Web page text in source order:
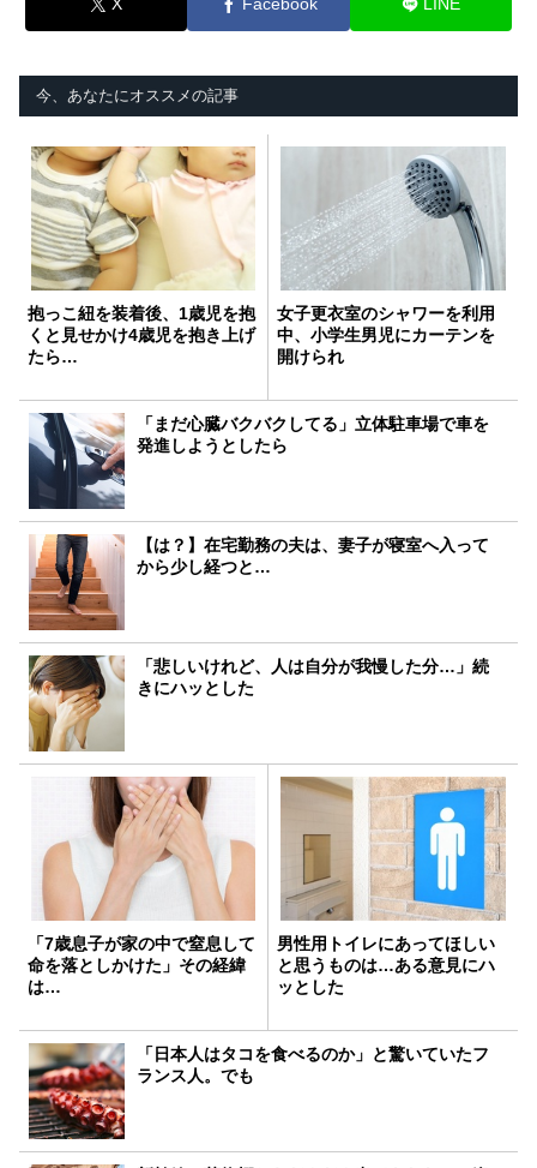
X Facebook LINE
今、あなたにオススメの記事
抱っこ紐を装着後、1歳児を抱
くと見せかけ4歳児を抱き上げ
たら…
女子更衣室のシャワーを利用
中、小学生男児にカーテンを
開けられ
「まだ心臓バクバクしてる」立体駐車場で車を
発進しようとしたら
【は？】在宅勤務の夫は、妻子が寝室へ入って
から少し経つと…
「悲しいけれど、人は自分が我慢した分…」続
きにハッとした
「7歳息子が家の中で窒息して
命を落としかけた」その経緯
は…
男性用トイレにあってほしい
と思うものは…ある意見にハ
ッとした
「日本人はタコを食べるのか」と驚いていたフ
ランス人。でも